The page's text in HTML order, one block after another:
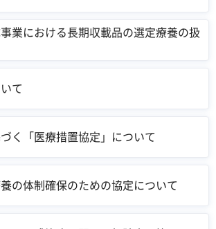
業における長期収載品の選定療養の扱
て
く「医療措置協定」について
の体制確保のための協定について